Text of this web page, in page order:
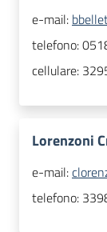
e-mail:
telefono:
cellulare:
Lorenzoni
e-mail:
telefono: